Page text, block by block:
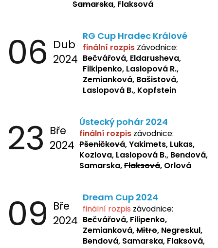
Samarska, Flaksová
06 Dub
2024
RG Cup Hradec Králové
finální rozpis Závodnice:
Bečvářová, Eldarusheva,
Filkipenko, Laslopová R.,
Zemianková, Bašistová,
Laslopová B., Kopfstein
23 Bře
2024
Ústecký pohár 2024
finální rozpis závodnice:
Pšeničková, Yakimets, Lukas,
Kozlova, Laslopová B., Bendová,
Samarska,Flaksová, Orlová
09 Bře
2024
Dream Cup 2024
finální rozpis závodnice:
Bečvářová, Filipenko,
Zemianková,Mitro, Negreskul,
Bendová, Samarska, Flaksová,